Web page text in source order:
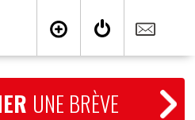
UNE BRÈVE